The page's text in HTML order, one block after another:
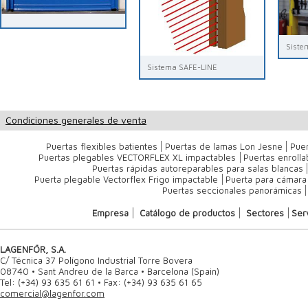
Sistema SAFE-LINE
Condiciones generales de venta
Puertas flexibles batientes Puertas de lamas Lon Jesne
Puertas plegables VECTORFLEX XL impactables
Puertas
Puertas rápidas autoreparables para salas blancas
Puerta plegable Vectorflex Frigo impactable
Puerta para
Puertas seccionales panorámicas
Empresa Catálogo de productos Sectores
LAGENFÖR, S.A.
C/ Técnica 37 Polígono Industrial Torre Bovera
08740 • Sant Andreu de la Barca • Barcelona (Spain)
Tel: (+34) 93 635 61 61 • Fax: (+34) 93 635 61 65
comercial@lagenfor.com